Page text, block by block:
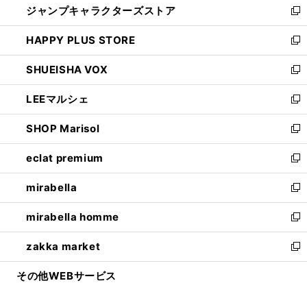
く
ィ
ン
ド
ウ
で
開
く
い
ウ
ィ
ン
ド
ウ
で
開
く
ジャンプキャラクターズストア
新
し
い
ウ
ィ
ン
ド
ウ
で
開
く
HAPPY PLUS STORE
新
し
い
ウ
ィ
ン
ド
ウ
で
開
く
SHUEISHA VOX
新
し
い
ウ
ィ
ン
ド
ウ
で
開
く
LEEマルシェ
新
し
い
ウ
ィ
ン
ド
ウ
で
開
く
SHOP Marisol
新
し
い
ウ
ィ
ン
ド
ウ
で
開
eclat premium
新
し
い
ウ
ィ
ン
ド
ウ
mirabella
新
し
い
ウ
ィ
ン
mirabella homme
新
し
い
ウ
zakka market
新
し
その他WEBサービス